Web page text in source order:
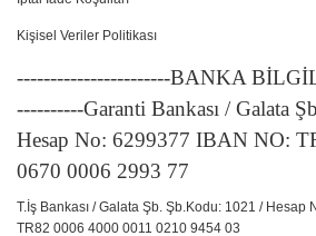
Kişisel Veriler Politikası
-----------------------BANKA
----------Garanti Bankası / Galata
Hesap No: 6299377 IBAN NO:
0670 0006 2993 77
T.İş Bankası / Galata Şb. Şb.Kodu: 1021 / Hesap
TR82 0006 4000 0011 0210 9454 03